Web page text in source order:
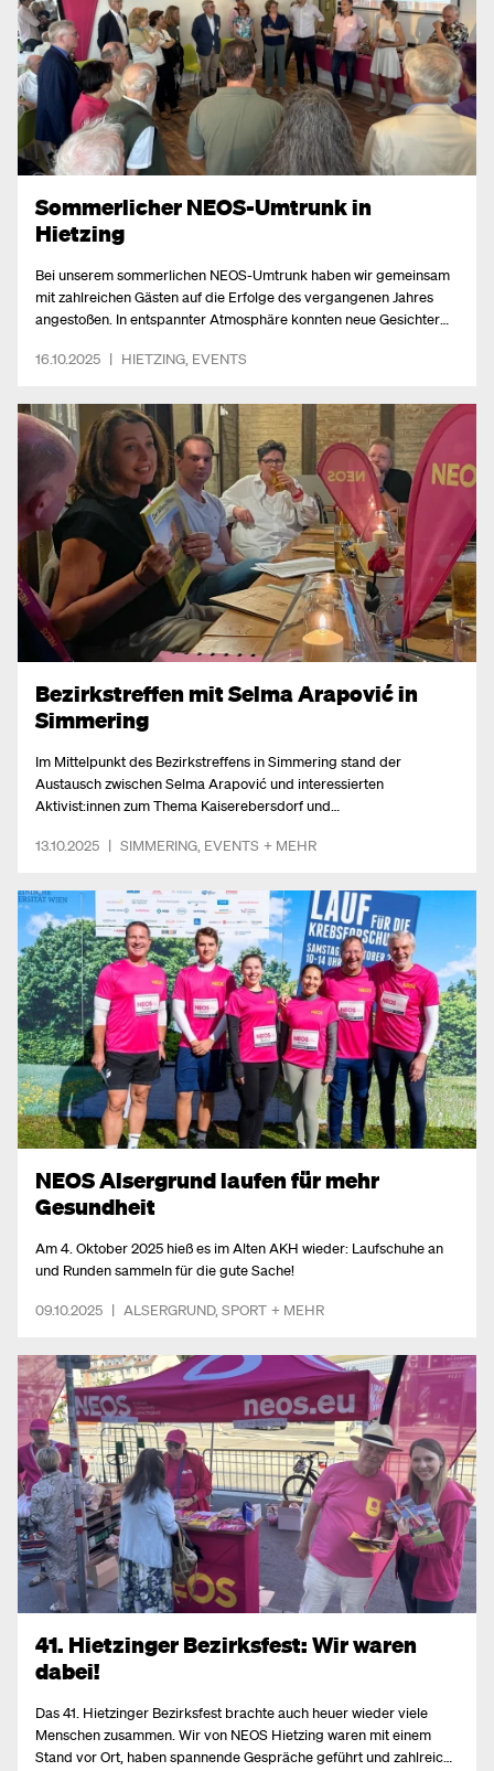
Sommerlicher NEOS-Umtrunk in
Hietzing
Bei unserem sommerlichen NEOS-Umtrunk haben wir gemeinsam
mit zahlreichen Gästen auf die Erfolge des vergangenen Jahres
angestoßen. In entspannter Atmosphäre konnten neue Gesichter
Gespräche geführt werden. Ein Abend voller Energie, Austausch
16.10.2025 | HIETZING EVENTS
Bezirkstreffen mit Selma Arapović in
Simmering
Im Mittelpunkt des Bezirkstreffens in Simmering stand der
Austausch zwischen Selma Arapović und interessierten
Aktivist:innen zum Thema Kaiserebersdorf und
13.10.2025 | SIMMERING EVENTS + MEHR
NEOS Alsergrund laufen für mehr
Gesundheit
Am 4. Oktober 2025 hieß es im Alten AKH wieder: Laufschuhe an
und Runden sammeln für die gute Sache!
09.10.2025 | ALSERGRUND, SPORT + MEHR
41. Hietzinger Bezirksfest: Wir waren
dabei!
Das 41. Hietzinger Bezirksfest brachte auch heuer wieder viele
Menschen zusammen. Wir von NEOS Hietzing waren mit einem
Stand vor Ort, haben spannende Gespräche geführt und zahlreiche